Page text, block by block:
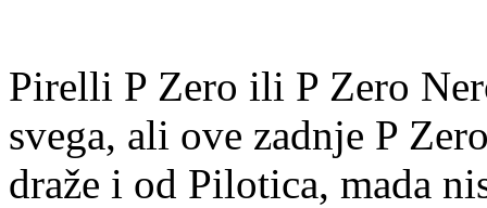
Pirelli P Zero ili P Zero
svega, ali ove zadnje P
draže i od Pilotica, mada